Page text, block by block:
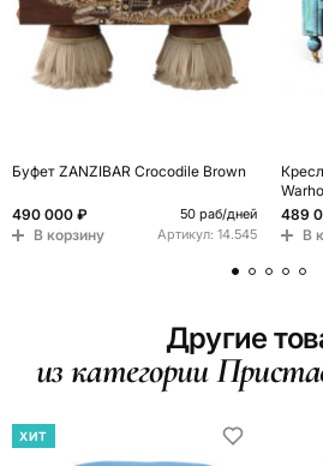
Буфет ZANZIBAR Crocodile Brown
490 000 ₽ 50 раб/дней
В корзину Артикул: 14.545
кожа
489
В
Другие
из категории
ХИТ